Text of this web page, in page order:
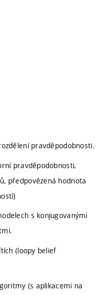
pravděpodobnosti.
pravděpodobnosti,
předpovězená hodnota
s konjugovanými
(loopy belief
(s aplikacemi na